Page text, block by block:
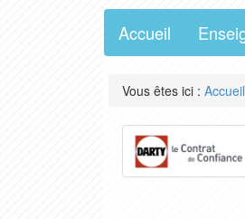
Accueil
Vous êtes ici : Accueil